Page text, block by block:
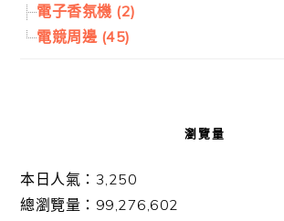
電子香氛機 (2)
電競周邊 (45)
瀏覽量
本日人氣：3,250
總瀏覽量：99,276,602